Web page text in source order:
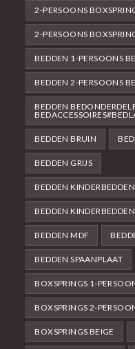
2-PERSOONS
2-PERSOONS
BEDDEN 1-PERSOONS
BEDDEN 2-PERSOONS
BEDDEN
BEDDEN BRUIN
BEDDEN GRIJS
BEDDEN
BEDDEN
BEDDEN MDF
BEDDEN SPAANPLAAT
BOXSPRINGS 1-
BOXSPRINGS 2-
BOXSPRINGS BEIGE